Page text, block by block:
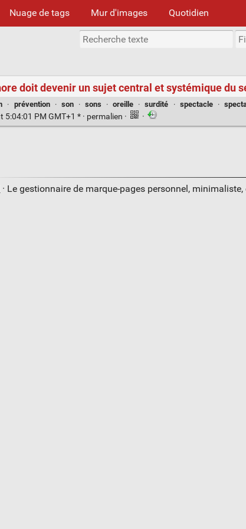
Nuage de tags Mur d'images Quotidien
doit devenir un sujet central et systémique du
· prévention · son · sons · oreille · surdité · spectacle ·
PM GMT+1 * · permalien · ·
· Le gestionnaire de marque-pages personnel,